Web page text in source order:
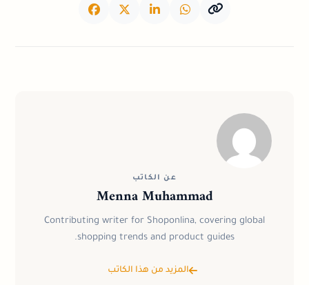
مواقع مراكز تسوق فاخرة متعددة
مزدحم للغاية في أوقات الذروة
عن الكاتب
Menna Muhammad
Contributing writer for Shoponlina, covering global
shopping trends and product guides.
المزيد من هذا الكاتب